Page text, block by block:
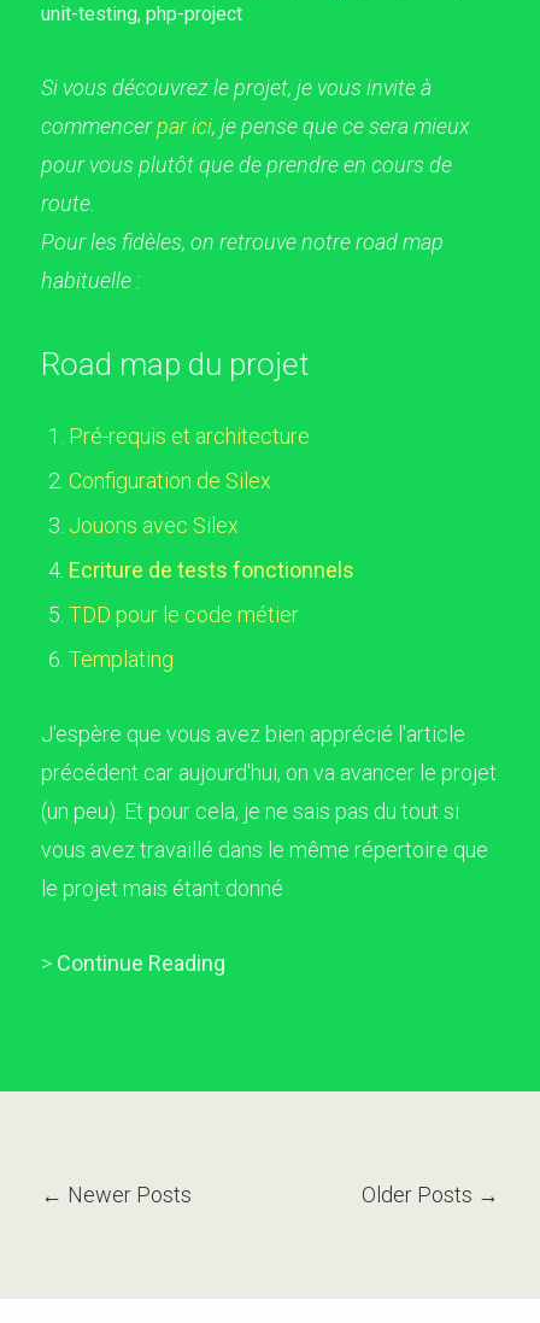
unit-testing, php-project
Si vous découvrez le projet, je vous invite à
commencerpar ici, je pense que ce sera mieux
pour vous plutôt que de prendre en cours de
route.
Pour les fidèles, on retrouve notre road map
habituelle :
Road map du projet
Pré-requis et architecture
Configuration de Silex
Jouons avec Silex
Ecriture de tests fonctionnels
TDD pour le code métier
Templating
J'espère que vous avez bien apprécié l'article
précédent car aujourd'hui, on va avancer le projet
(un peu). Et pour cela, je ne sais pas du tout si
vous avez travaillé dans le même répertoire que
le projet mais étant donné
> Continue Reading
← Newer Posts Older Posts →